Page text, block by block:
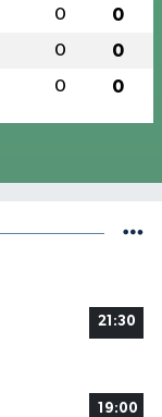
0 0
0 0
0 0
21:30
19:00